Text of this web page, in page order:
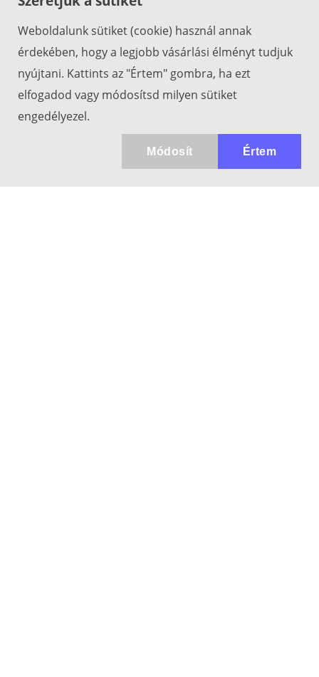
Weboldalunk sütiket (cookie) használ annak
érdekében, hogy a legjobb vásárlási élményt tudjuk
nyújtani. Kattints az "Értem" gombra, ha ezt
elfogadod vagy módosítsd milyen sütiket
engedélyezel.
Értem
Módosít